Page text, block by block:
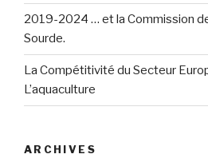
2019-2024 … et la Commission
Sourde.
La Compétitivité du Secteur
L’aquaculture
ARCHIVES